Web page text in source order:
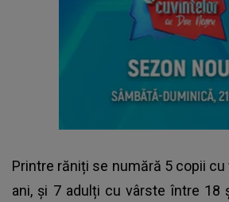
Printre răniți se numără 5 copii
ani, și 7 adulți cu vârste între 18